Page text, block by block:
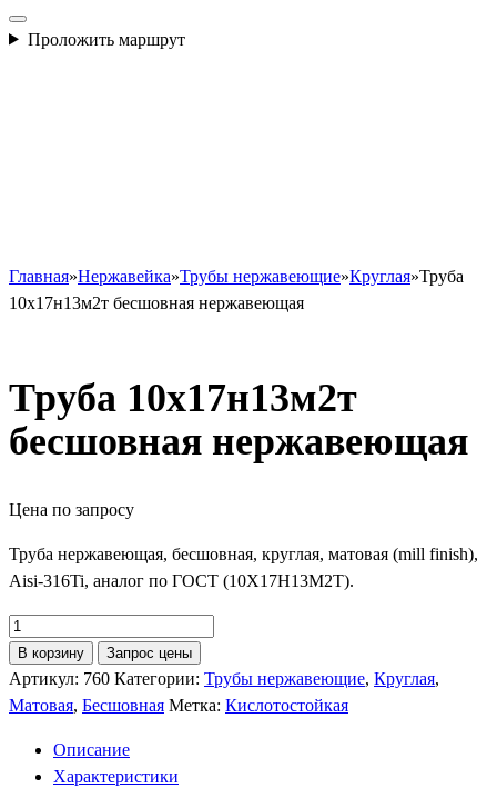
Проложить маршрут
Главная»Нержавейка»Трубы нержавеющие»Круглая»Труба
10х17н13м2т бесшовная нержавеющая
Труба 10х17н13м2т
бесшовная нержавеющая
Цена по запросу
Труба нержавеющая, бесшовная, круглая, матовая (mill finish),
Aisi-316Ti, аналог по ГОСТ (10Х17Н13М2Т).
Количество
товара
Труба
10х17н13м2т
нержавеющая
В корзину Запрос цены
Артикул: 760 Категории: Трубы нержавеющие, Круглая,
Матовая, Бесшовная Метка: Кислотостойкая
Описание
Характеристики